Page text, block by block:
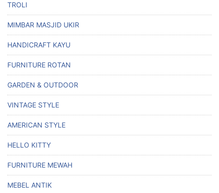
TROLI
MIMBAR MASJID UKIR
HANDICRAFT KAYU
FURNITURE ROTAN
GARDEN & OUTDOOR
VINTAGE STYLE
AMERICAN STYLE
HELLO KITTY
FURNITURE MEWAH
MEBEL ANTIK